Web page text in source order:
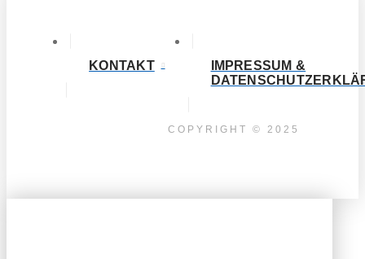
KONTAKT
IMPRESSUM &
COPYRIGHT © 2025